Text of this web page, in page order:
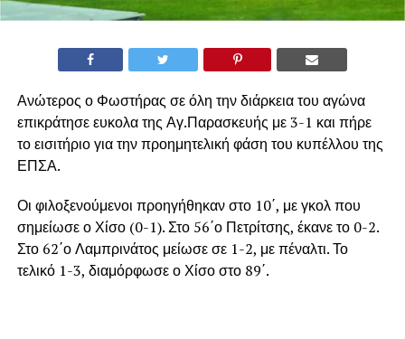
Ανώτερος ο Φωστήρας σε όλη την διάρκεια του αγώνα
επικράτησε ευκολα της Αγ.Παρασκευής με 3-1 και πήρε
το εισιτήριο για την προημητελική φάση του κυπέλλου της
ΕΠΣΑ.
Οι φιλοξενούμενοι προηγήθηκαν στο 10΄, με γκολ που
σημείωσε ο Χίσο (0-1). Στο 56΄ο Πετρίτσης, έκανε το 0-2.
Στο 62΄ο Λαμπρινάτος μείωσε σε 1-2, με πέναλτι. Το
τελικό 1-3, διαμόρφωσε ο Χίσο στο 89΄.